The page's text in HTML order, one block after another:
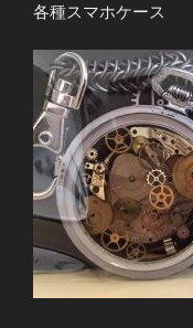
各種スマホケース